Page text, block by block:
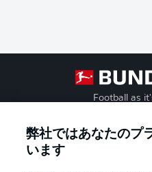
Football as
弊社ではあなたのプ
います